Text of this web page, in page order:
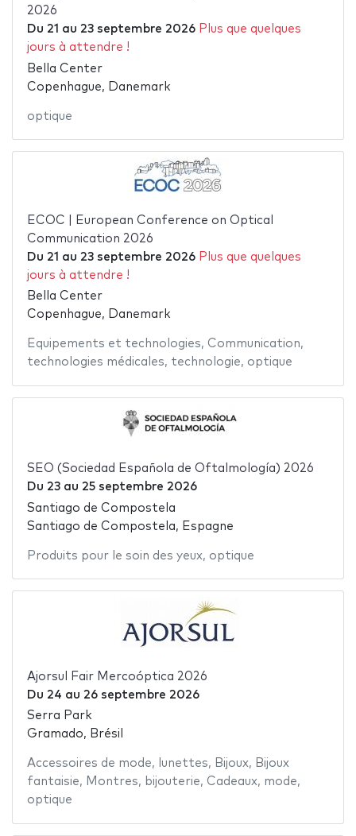
2026
Du 21 au 23 septembre 2026 Plus que quelques
jours à attendre !
Bella Center
Copenhague, Danemark
optique
ECOC | European Conference on Optical
Communication 2026
Du 21 au 23 septembre 2026 Plus que quelques
jours à attendre !
Bella Center
Copenhague, Danemark
Equipements et technologies, Communication,
technologies médicales, technologie, optique
SEO (Sociedad Española de Oftalmología) 2026
Du 23au 25 septembre 2026
Santiago de Compostela
Santiago de Compostela, Espagne
Produits pour le soin des yeux, optique
Ajorsul Fair Mercoóptica 2026
Du 24 au 26 septembre 2026
Serra Park
Gramado, Brésil
Accessoires de mode, lunettes, Bijoux, Bijoux
fantaisie, Montres, bijouterie, Cadeaux, mode,
optique